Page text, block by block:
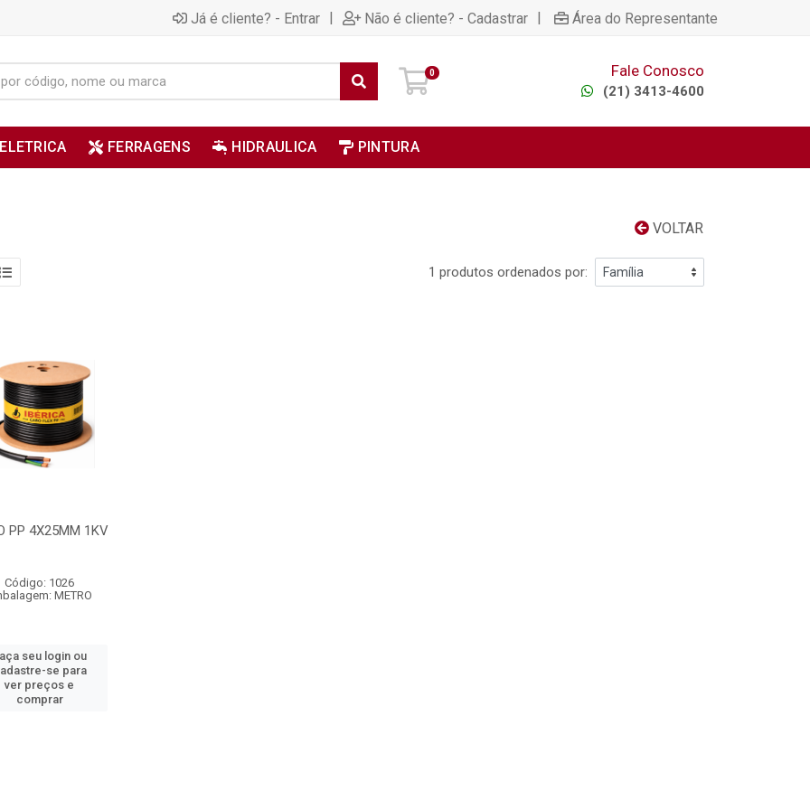
Já é cliente? - Entrar | Não é cliente? - Cadastrar | Área do Representante
0 Fale Conosco
(21) 3413-4600
ELETRICA FERRAGENS HIDRAULICA PINTURA
VOLTAR
1 produtos ordenados por:
PP 4X25MM 1KV
Código: 1026
METRO
seu login ou
se para
ver preços e
comprar